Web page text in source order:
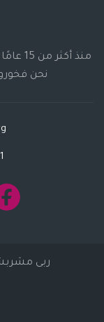
منذ
نحن
ربى